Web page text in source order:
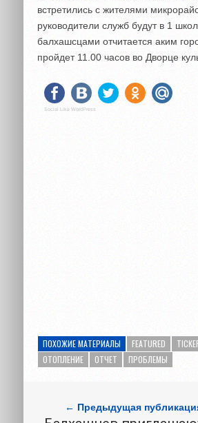
встретились с жителями
руководители служб будут в 1
балхашсцами отчитается аким
пройдет 11.00 часов во Дворце
Social Like WordPress
ПОХОЖИЕ МАТЕРИАЛЫ FEATURED
ОТОПЛЕНИЕ
ОТЧЕТ ПРОБЛЕМЫ
← Предыдущая